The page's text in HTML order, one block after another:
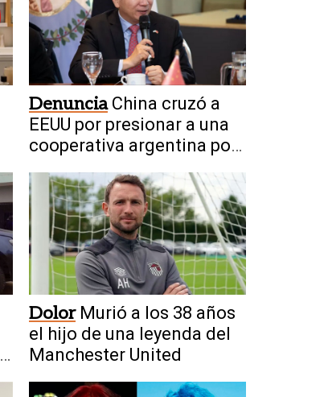
Denuncia China cruzó a
EEUU por presionar a una
cooperativa argentina por
Dolor Murió a los 38 años
el hijo de una leyenda del
Manchester United